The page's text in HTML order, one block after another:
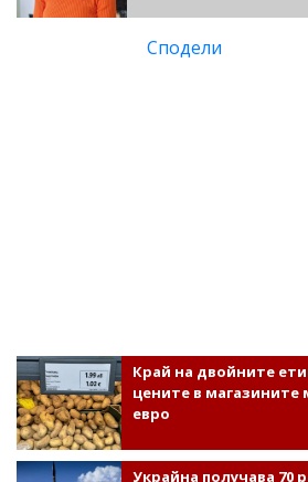
Сподели
Край на двойните
цените в магазините
евро
Украйна получава 70